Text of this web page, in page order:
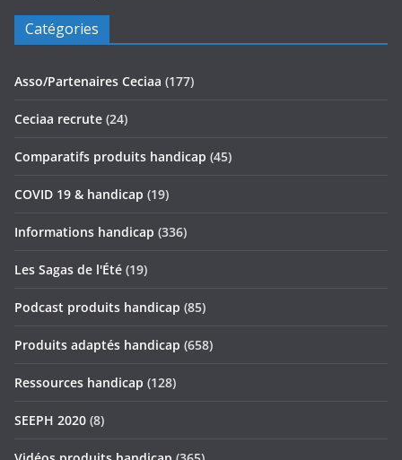
Catégories
Asso/Partenaires Ceciaa (177)
Ceciaa recrute (24)
Comparatifs produits handicap (45)
COVID 19 & handicap (19)
Informations handicap (336)
Les Sagas de l'Été (19)
Podcast produits handicap (85)
Produits adaptés handicap (658)
Ressources handicap (128)
SEEPH 2020 (8)